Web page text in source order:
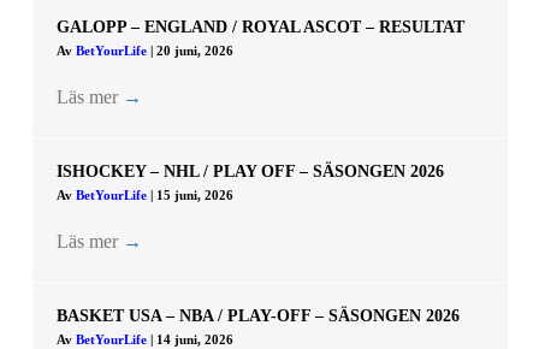
GALOPP – ENGLAND / ROYAL ASCOT – RESULTAT
Av BetYourLife 20 juni, 2026
Läs mer →
ISHOCKEY – NHL / PLAY OFF – SÄSONGEN 2026
Av BetYourLife 15 juni, 2026
Läs mer →
BASKET USA – NBA / PLAY-OFF – SÄSONGEN 2026
Av BetYourLife 14 juni, 2026